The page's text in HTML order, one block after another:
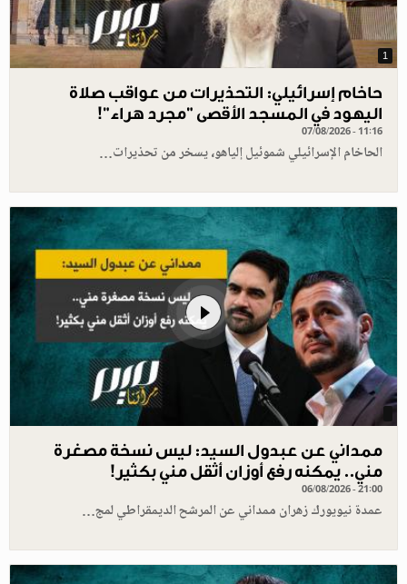
1
حاخام إسرائيلي: التحذيرات من عواقب صلاة
اليهود في المسجد الأقصى "مجرد هراء"!
07/08/2026 - 11:16
الحاخام الإسرائيلي شموئيل إلياهو، يسخر من تحذيرات…
ممداني عن عبدول السيد: ليس نسخة مصغرة
مني.. يمكنه رفع أوزان أثقل مني بكثير!
06/08/2026 - 21:00
عمدة نيويورك زهران ممداني عن المرشح الديمقراطي لمج…